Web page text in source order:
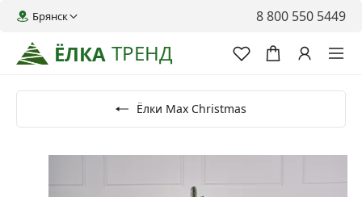
ЁЛКА ТРЕНД
Брянск 8 800 550 5449
Ёлки Max Christmas